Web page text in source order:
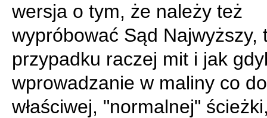
wersja o tym, że należy też
wypróbować Sąd Najwyższy,
przypadku raczej mit i jak
wprowadzanie w maliny co do
właściwej, "normalnej"